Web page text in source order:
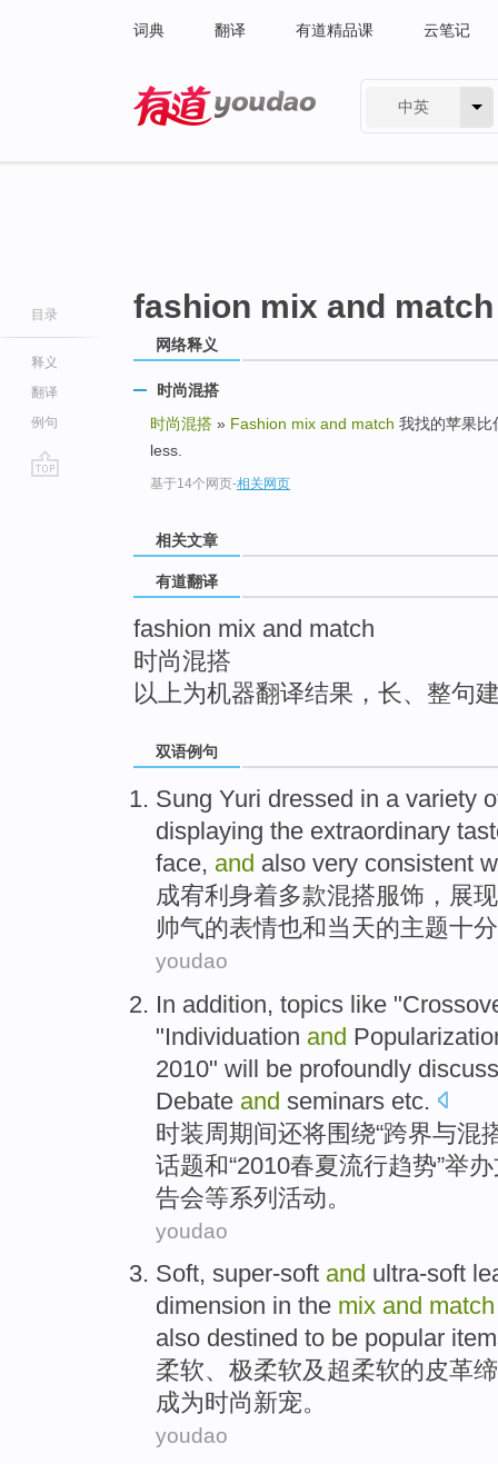
词典 翻译 有道精品课 云笔记
中英
目录
释义
翻译
例句
fashion mix and match
网络释义
时尚混搭
时尚混搭 » Fashion mix and match 我找的苹果
less.
基于14个网页-相关网页
相关文章
有道翻译
fashion mix and match
时尚混搭
以上为机器翻译结果，长、整句
双语例句
Sung Yuri dressed in a variety
displaying the extraordinary
face, and also very consistent
成宥利 身着多款混搭服饰 ， 展现
帅气的表情也和当天的主题十分
youdao
In addition, topics like "
"Individuation and
2010" will be profoundly
Debate and seminars etc.
时装周期间还将围绕“跨界与混
话题和“2010春夏流行趋势”举办
告会等系列活动。
youdao
Soft, super-soft and ultra-soft
dimension in the mix and match
also destined to be popular
柔软、极柔软及 超柔软的皮革
成为时尚新宠。
youdao